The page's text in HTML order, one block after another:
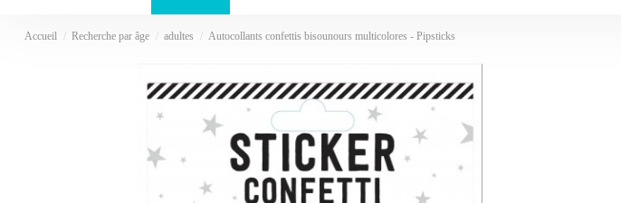
Accueil Recherche par âge adultes Autocollants confettis bisounours multicolores - Pipsticks